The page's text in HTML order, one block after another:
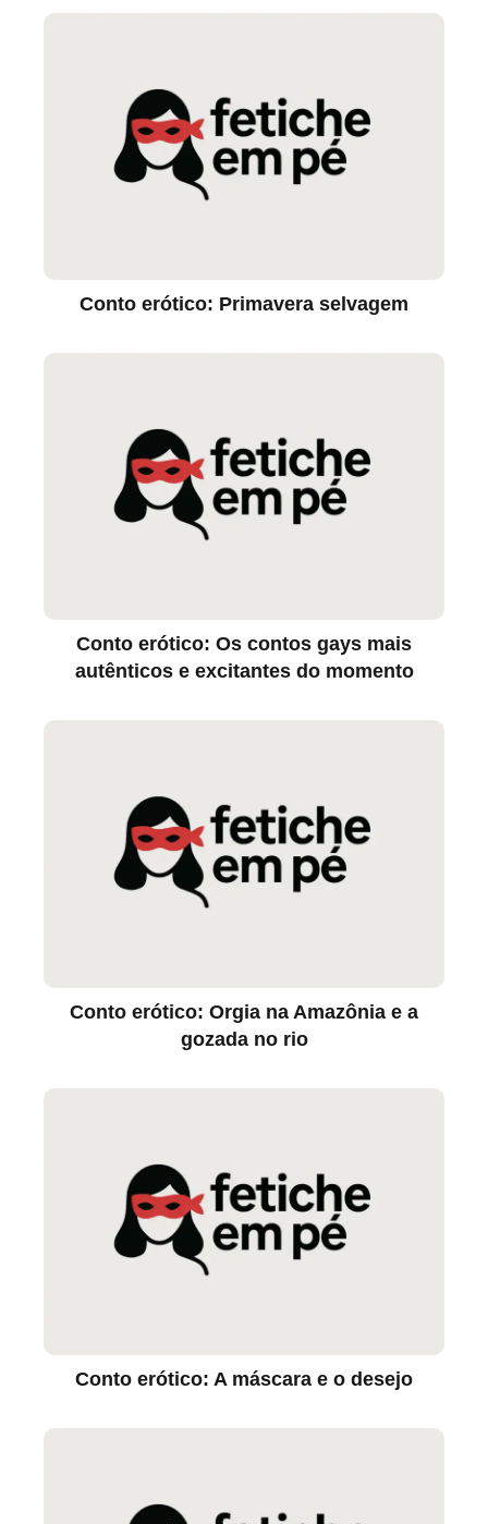
Conto erótico: Primavera selvagem
Conto erótico: Os contos gays mais
autênticos e excitantes do momento
Conto erótico: Orgia na Amazônia e a
gozada no rio
Conto erótico: A máscara e o desejo